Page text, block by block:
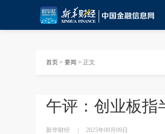
首页 > 要闻 > 正文
午评：创业板指
新华财经 2025年09月09日